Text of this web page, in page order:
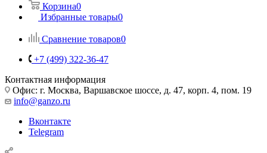
Корзина0
Избранные товары0
Сравнение товаров0
+7 (499) 322-36-47
Контактная информация
Офис: г. Москва, Варшавское шоссе, д. 47, корп. 4, пом. 19
info@ganzo.ru
Вконтакте
Telegram